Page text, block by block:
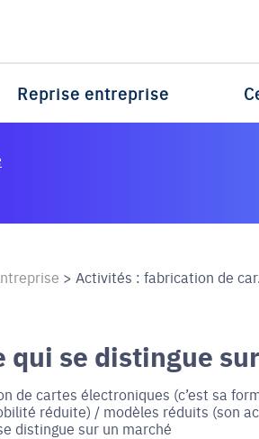
Reprise entreprise
> Activités : fabrication de
qui se distingue
de cartes électroniques (c’est sa
réduite) / modèles réduits (son
distingue sur un marché